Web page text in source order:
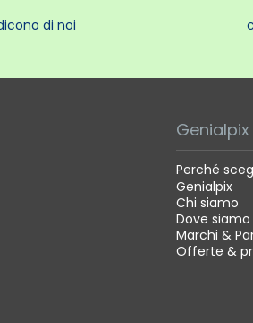
di noi
Genialpix
Perché
Genialpix
Chi siamo
Dove siamo
Marchi &
Offerte &